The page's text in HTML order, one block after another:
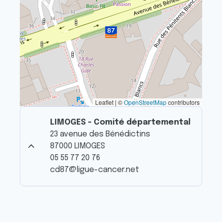
Leaflet | ©OpenStreetMapcontributors
LIMOGES - Comité départemental
23 avenue des Bénédictins
87000 LIMOGES
05 55 77 20 76
cd87@ligue-cancer.net